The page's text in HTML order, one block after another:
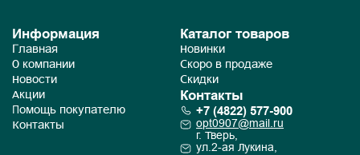
Информация
Главная
О компании
Новости
Акции
Помощь покупателю
Контакты
Каталог товаров
Новинки
Скоро в продаже
Скидки
Контакты
+7 (4822) 577-900
opt0907@mail.ru
г. Тверь,
ул.2-ая Лукина,